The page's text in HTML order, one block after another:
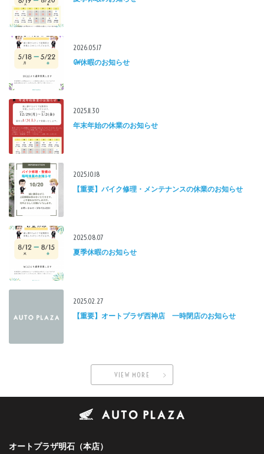
2026.05.17
GW休暇のお知らせ
2025.11.30
年末年始の休業のお知らせ
2025.10.18
【重要】バイク修理・メンテナンスの休業のお知らせ
2025.08.07
夏季休暇のお知らせ
2025.02.27
【重要】オートプラザ西神店 一時閉店のお知らせ
VIEW MORE
オートプラザ明石（本店）